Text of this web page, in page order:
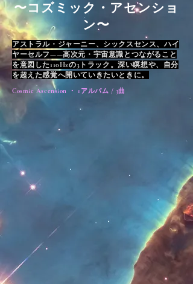
〜コズミック・アセンショ
ン〜
アストラル・ジャーニー、シックスセンス、ハイ
ヤーセルフ——高次元・宇宙意識とつながること
を意図した110Hzの3トラック。深い瞑想や、自分
を超えた感覚へ開いていきたいときに。
Cosmic Ascension ・ 1アルバム / 3曲